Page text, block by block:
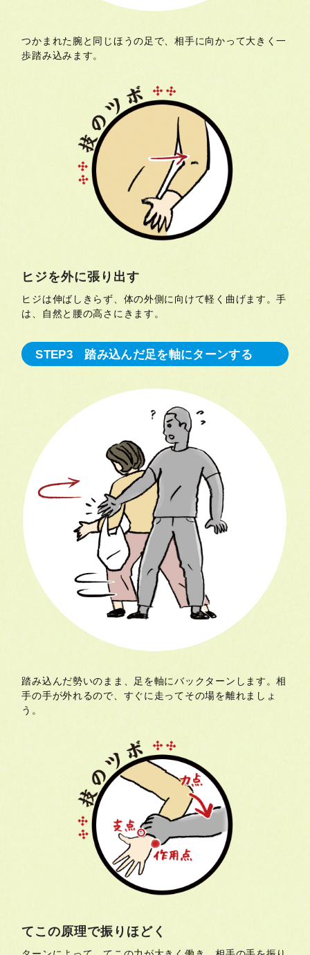
つかまれた腕と同じほうの足で、相手に向かって大きく一
歩踏み込みます。
ヒジを外に張り出す
ヒジは伸ばしきらず、体の外側に向けて軽く曲げます。手
は、自然と腰の高さにきます。
STEP3 踏み込んだ足を軸にターンする
踏み込んだ勢いのまま、足を軸にバックターンします。相
手の手が外れるので、すぐに走ってその場を離れましょ
う。
てこの原理で振りほどく